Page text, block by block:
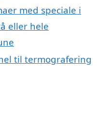
med speciale i
eller hele
til termografering